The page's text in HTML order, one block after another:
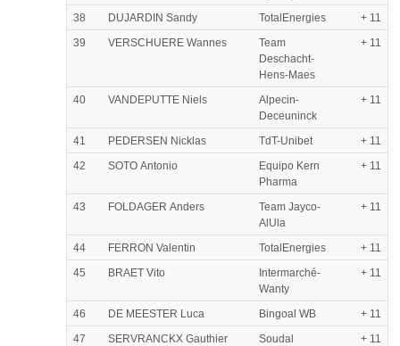
38 DUJARDIN Sandy TotalEnergies
+ 11
39
VERSCHUERE Wannes
Team
Deschacht-
Hens-Maes
+ 11
40 VANDEPUTTE Niels
Alpecin-
Deceuninck
+ 11
41 PEDERSEN Nicklas TdT-Unibet
+ 11
42
SOTO Antonio
Equipo Kern
Pharma
+ 11
43 FOLDAGER Anders
Team Jayco-
AlUla
+ 11
44 FERRON Valentin TotalEnergies
+ 11
45
BRAET Vito
Intermarché-
Wanty
+ 11
46 DE MEESTER Luca Bingoal WB
+ 11
47
SERVRANCKX Gauthier
Soudal
+ 11